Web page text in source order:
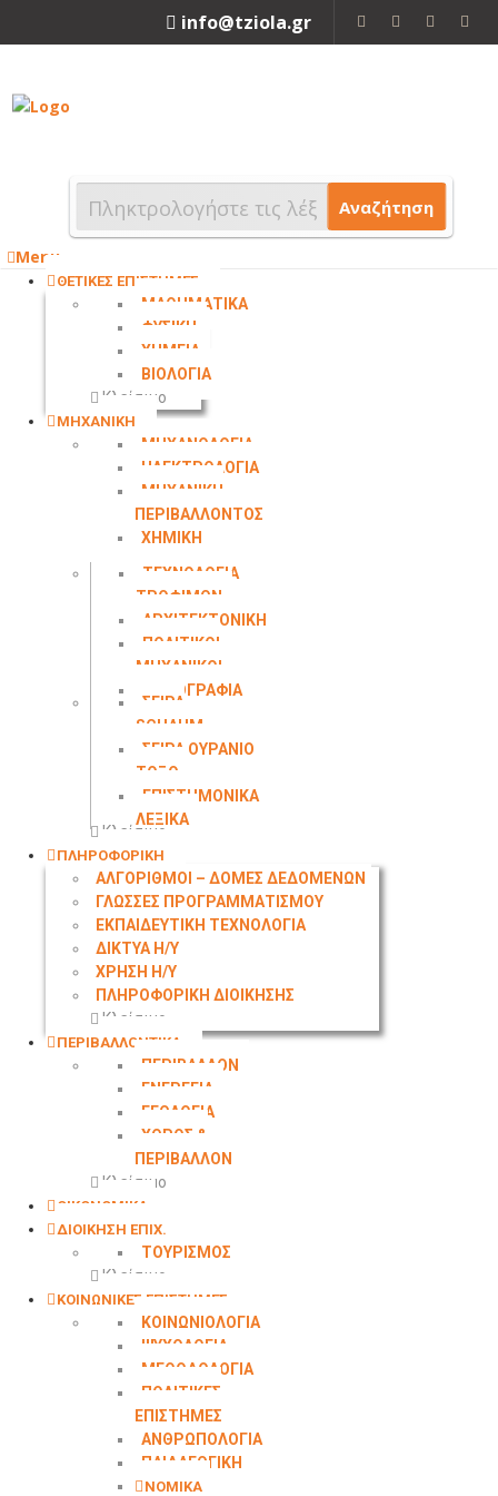
info@tziola.gr
Αναζήτηση
Menu
ΘΕΤΙΚΕΣ ΕΠΙΣΤΗΜΕΣ
ΜΑΘΗΜΑΤΙΚΑ
ΦΥΣΙΚΗ
ΧΗΜΕΙΑ
ΒΙΟΛΟΓΙΑ
Κλείσιμο
ΜΗΧΑΝΙΚΗ
ΜΗΧΑΝΟΛΟΓΙΑ
ΗΛΕΚΤΡΟΛΟΓΙΑ
ΜΗΧΑΝΙΚΗ
ΠΕΡΙΒΑΛΛΟΝΤΟΣ
ΧΗΜΙΚΗ
ΤΕΧΝΟΛΟΓΙΑ
ΤΡΟΦΙΜΩΝ
ΑΡΧΙΤΕΚΤΟΝΙΚΗ
ΠΟΛΙΤΙΚΟΙ
ΜΗΧΑΝΙΚΟΙ
ΤΟΠΟΓΡΑΦΙΑ
ΣΕΙΡΑ
SCHAUM
ΣΕΙΡΑ ΟΥΡΑΝΙΟ
ΤΟΞΟ
ΕΠΙΣΤΗΜΟΝΙΚΑ
ΛΕΞΙΚΑ
Κλείσιμο
ΠΛΗΡΟΦΟΡΙΚΗ
ΑΛΓΟΡΙΘΜΟΙ – ΔΟΜΕΣ ΔΕΔΟΜΕΝΩΝ
ΓΛΩΣΣΕΣ ΠΡΟΓΡΑΜΜΑΤΙΣΜΟΥ
ΕΚΠΑΙΔΕΥΤΙΚΗ ΤΕΧΝΟΛΟΓΙΑ
ΔΙΚΤΥΑ Η/Υ
ΧΡΗΣΗ Η/Υ
ΠΛΗΡΟΦΟΡΙΚΗ ΔΙΟΙΚΗΣΗΣ
Κλείσιμο
ΠΕΡΙΒΑΛΛΟΝΤΙΚΑ
ΠΕΡΙΒΑΛΛΟΝ
ΕΝΕΡΓΕΙΑ
ΓΕΩΛΟΓΙΑ
ΧΩΡΟΣ &
ΠΕΡΙΒΑΛΛΟΝ
Κλείσιμο
ΟΙΚΟΝΟΜΙΚΑ
ΔΙΟΙΚΗΣΗ ΕΠΙΧ.
ΤΟΥΡΙΣΜΟΣ
Κλείσιμο
ΚΟΙΝΩΝΙΚΕΣ ΕΠΙΣΤΗΜΕΣ
ΚΟΙΝΩΝΙΟΛΟΓΙΑ
ΨΥΧΟΛΟΓΙΑ
ΜΕΘΟΔΟΛΟΓΙΑ
ΠΟΛΙΤΙΚΕΣ
ΕΠΙΣΤΗΜΕΣ
ΑΝΘΡΩΠΟΛΟΓΙΑ
ΠΑΙΔΑΓΩΓΙΚΗ
ΝΟΜΙΚΑ